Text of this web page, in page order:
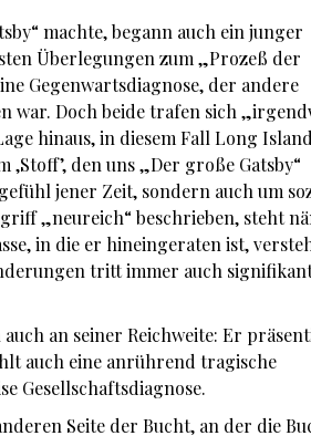
machte, begann auch ein junger
Überlegungen zum „Prozeß der
Gegenwartsdiagnose, der andere
war. Doch beide trafen sich
hinaus, in diesem Fall Long
den uns „Der große Gatsby“
jener Zeit, sondern auch um
„neureich“ beschrieben, steht
in die er hineingeraten ist,
tritt immer auch
an seiner Reichweite: Er
auch eine anrührend tragische
Gesellschaftsdiagnose.
Seite der Bucht, an der die